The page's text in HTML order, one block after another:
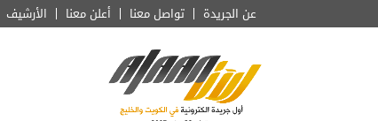
الأرشيف أعلن معنا تواصل معنا عن الجريدة